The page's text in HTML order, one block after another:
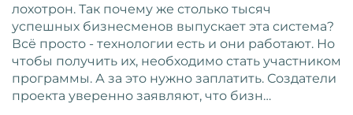
лохотрон. Так почему же столько тысяч
успешных бизнесменов выпускает эта система?
Всё просто - технологии есть и они работают. Но
чтобы получить их, необходимо стать участником
программы. А за это нужно заплатить. Создатели
проекта уверенно заявляют, что бизн…